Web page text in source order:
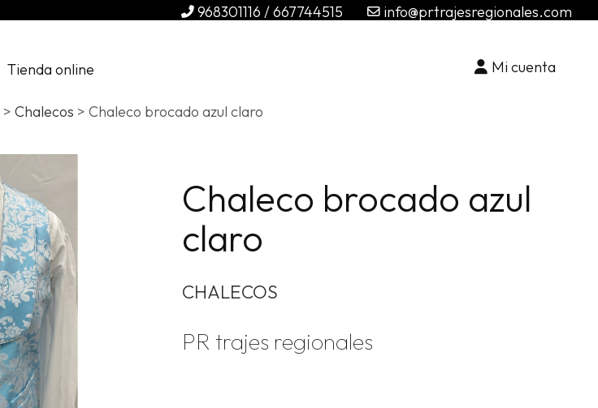
968301116 /667744515 info@prtrajesregionales.com
Tienda online Mi cuenta
> Chalecos > Chaleco brocado azul claro
Chaleco brocado azul
claro
CHALECOS
PR trajes regionales